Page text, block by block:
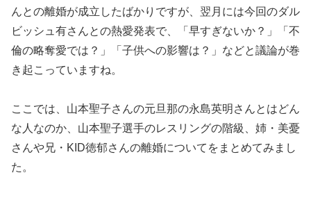
んとの離婚が成立したばかりですが、翌月には今回のダル
ビッシュ有さんとの熱愛発表で、「早すぎないか？」「不
倫の略奪愛では？」「子供への影響は？」などと議論が巻
き起こっていますね。
ここでは、山本聖子さんの元旦那の永島英明さんとはどん
な人なのか、山本聖子選手のレスリングの階級、姉・美憂
さんや兄・KID徳郁さんの離婚についてをまとめてみまし
た。